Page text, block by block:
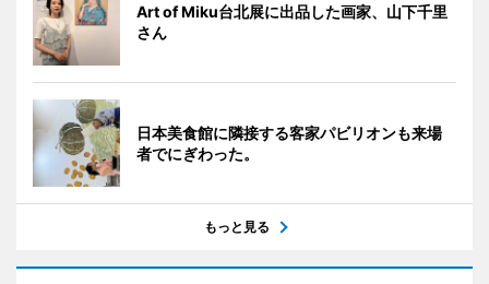
Art of Miku台北展に出品した画家、山下千里
さん
日本美食館に隣接する客家パビリオンも来場
者でにぎわった。
もっと見る